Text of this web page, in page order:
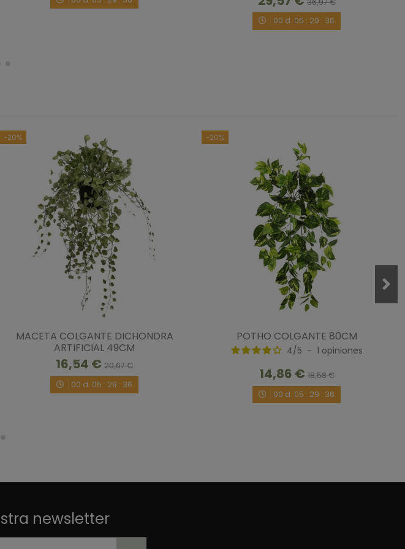
porque quiero tres modelos diferentes de cactus artificiales y necesito saber las alturas
00 d. 05 : 29 : 35
-20%
MACETA COLGANTE DICHONDRA
ARTIFICIAL 49CM
16,54 € 20,67 €
00 d. 05 : 29 : 35
-20%
POTHO COLGANTE 80CM
4/5 - 1 opiniones
14,86 €18,58 €
00 d. 05 : 29 : 35
newsletter